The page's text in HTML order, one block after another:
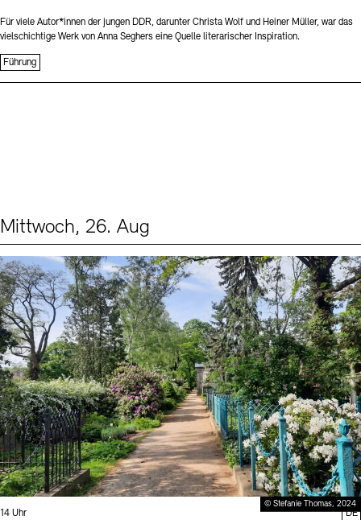
Für viele Autor*innen der jungen DDR, darunter Christa Wolf und Heiner Müller, war das
vielschichtige Werk von Anna Seghers eine Quelle literarischer Inspiration.
Führung
Mittwoch, 26. Aug
© Stefanie Thomas, 2024
Uhrzeit:
14 Uhr
DE